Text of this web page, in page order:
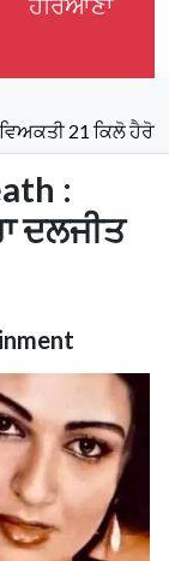
ਕਿਲੋ ਹੈਰੋਇਨ, 970
:
ਦਲਜੀਤ